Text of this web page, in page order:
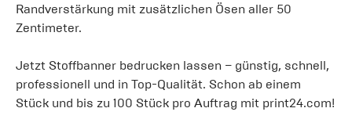
Randverstärkung mit zusätzlichen Ösen aller 50
Zentimeter.
Jetzt Stoffbanner bedrucken lassen – günstig, schnell,
professionell und in Top-Qualität. Schon ab einem
Stück und bis zu 100 Stück pro Auftrag mit print24.com!